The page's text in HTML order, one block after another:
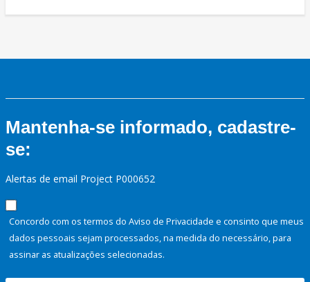
Mantenha-se informado, cadastre-
se:
Alertas de email Project P000652
Concordo com os termos do Aviso de Privacidade e consinto que meus
dados pessoais sejam processados, na medida do necessário, para
assinar as atualizações selecionadas.